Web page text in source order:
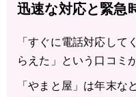
迅速な対応と緊急
「すぐに電話対応して
らえた」という口コミ
「やまと屋」は年末な